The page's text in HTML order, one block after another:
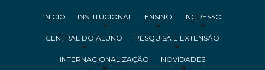
INÍCIO INSTITUCIONAL ENSINO INGRESSO
CENTRAL DO ALUNO PESQUISA E EXTENSÃO
INTERNACIONALIZAÇÃO NOVIDADES